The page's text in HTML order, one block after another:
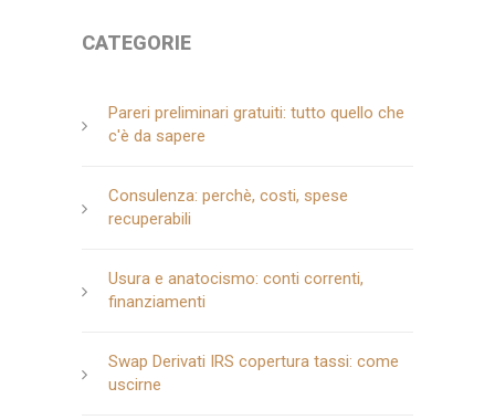
CATEGORIE
Pareri preliminari gratuiti: tutto quello che
c'è da sapere
Consulenza: perchè, costi, spese
recuperabili
Usura e anatocismo: conti correnti,
finanziamenti
Swap Derivati IRS copertura tassi: come
uscirne